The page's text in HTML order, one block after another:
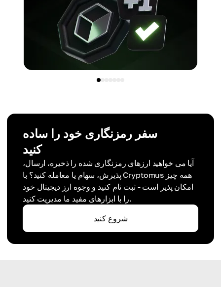
سفر رمزنگاری خود را ساده
کنید
آیا می خواهید ارزهای رمزنگاری شده را ذخیره، ارسال،
پذیرش، سهام یا معامله کنید؟ با Cryptomus همه چیز
امکان پذیر است - ثبت نام کنید و وجوه ارز دیجیتال خود
را با ابزارهای مفید ما مدیریت کنید.
شروع کنید